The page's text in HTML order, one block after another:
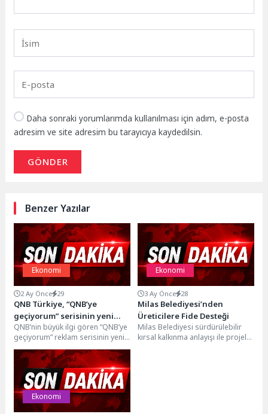
Daha sonraki yorumlarımda kullanılması için adım, e-posta
adresim ve site adresim bu tarayıcıya kaydedilsin.
GÖNDER
Benzer Yazılar
Ekonomi
2 Ay Önce 29
QNB Türkiye, “QNB’ye
geçiyorum” serisinin yeni
reklam filmini yayınladı
QNB’nin büyük ilgi gören “QNB’ye
geçiyorum” reklam serisinin yeni
yüzü sevilen sanatçı Sıla oldu.
Filmde...
Ekonomi
3 Ay Önce 28
Milas Belediyesi’nden
Üreticilere Fide Desteği
Milas Belediyesi sürdürülebilir
kırsal kalkınma anlayışı ile projeler
Ekonomi